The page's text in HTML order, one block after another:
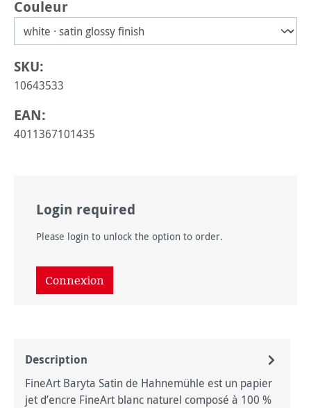
Sélectionnez
Couleur
SKU:
10643533
EAN:
4011367101435
Login required
Please login to unlock the option to order.
Connexion
Description
FineArt Baryta Satin de Hahnemühle est un papier
jet d’encre FineArt blanc naturel composé à 100 %